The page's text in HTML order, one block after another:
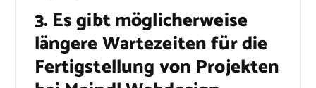
3. Es gibt möglicherweise
längere Wartezeiten für die
Fertigstellung von Projekten